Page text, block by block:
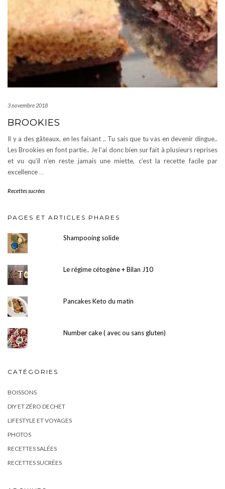
3 novembre 2018
BROOKIES
Il y a des gâteaux, en les faisant .. Tu sais que tu vas en devenir dingue..
Les Brookies en font partie.. Je l’ai donc bien sur fait à plusieurs reprises
et vu qu’il n’en reste jamais une miette, c’est la recette facile par
excellence …
Recettes sucrées
PAGES ET ARTICLES PHARES
Shampooing solide
Le régime cétogène + Bilan J10
Pancakes Keto du matin
Number cake ( avec ou sans gluten)
CATÉGORIES
BOISSONS
DIY ET ZÉRO DECHET
LIFESTYLE ET VOYAGES
PHOTOS
RECETTES SALÉES
RECETTES SUCRÉES